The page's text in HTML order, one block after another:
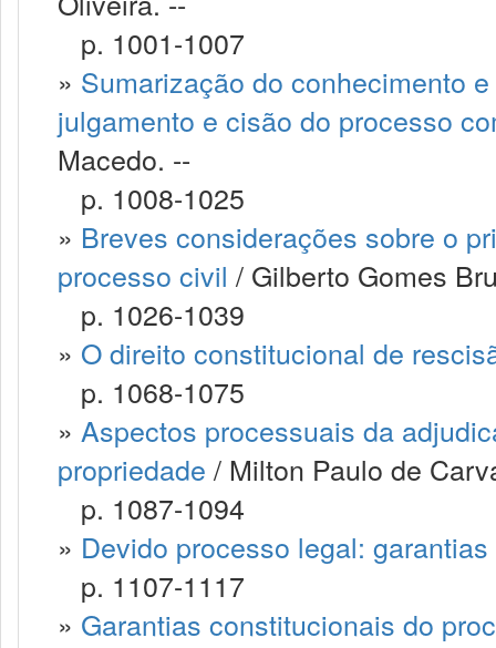
p. 1001-1007
» Sumarização do conhecimento
julgamento e cisão do processo
Macedo. --
p. 1008-1025
» Breves considerações sobre o
processo civil / Gilberto Gomes
p. 1026-1039
» O direito constitucional de
p. 1068-1075
» Aspectos processuais da
propriedade / Milton Paulo de
p. 1087-1094
» Devido processo legal:
p. 1107-1117
» Garantias constitucionais do